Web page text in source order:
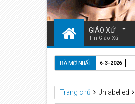
GIÁO XỨ
Tin Giáo Xứ
BÀI MỚI NHẤT 6-3-2026
Trang chủ Unlabelled